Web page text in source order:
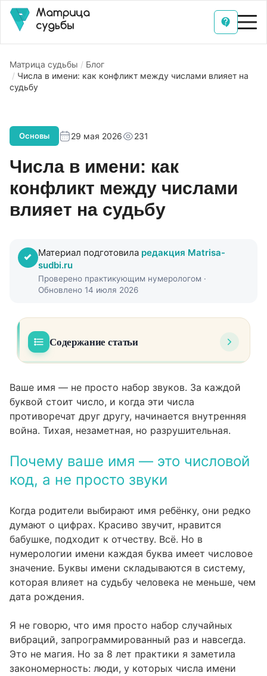
Матрица судьбы
Блог
Числа в имени: как конфликт между числами влияет на
судьбу
Основы 29 мая 2026 231
Числа в имени: как
конфликт между числами
влияет на судьбу
Материал подготовила редакция Matrisa-
sudbi.ru
Проверено практикующим нумерологом ·
Обновлено 14 июля 2026
Содержание статьи
просто звуки
02 Какие числа конфликтуют и что это значит
на практике
противоречие в своих числах
04
Как связать числа имени с Матрицей
05 Проработка конфликта: что делать, когда
числа воюют
Ваше имя — не просто набор звуков. За каждой
буквой стоит число, и когда эти числа
противоречат друг другу, начинается внутренняя
война. Тихая, незаметная, но разрушительная.
Почему ваше имя — это числовой
код, а не просто звуки
Когда родители выбирают имя ребёнку, они редко
думают о цифрах. Красиво звучит, нравится
бабушке, подходит к отчеству. Всё. Но в
нумерологии имени каждая буква имеет числовое
значение. Буквы имени складываются в систему,
которая влияет на судьбу человека не меньше, чем
дата рождения.
Я не говорю, что имя просто набор случайных
вибраций, запрограммированный раз и навсегда.
Это не магия. Но за 8 лет практики я заметила
закономерность: люди, у которых числа имени